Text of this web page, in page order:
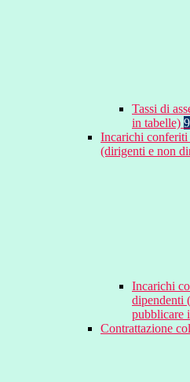
Tassi di
in tabelle) 9
Incarichi conferiti
(dirigenti e non
Incarichi
dipendenti
pubblicare
Contrattazione